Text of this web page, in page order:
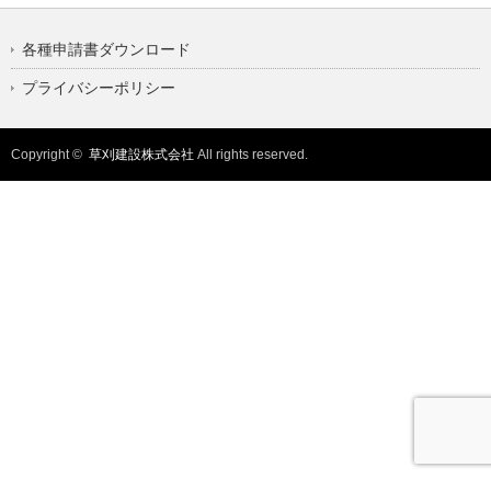
各種申請書ダウンロード
プライバシーポリシー
Copyright © 草刈建設株式会社 All rights reserved.